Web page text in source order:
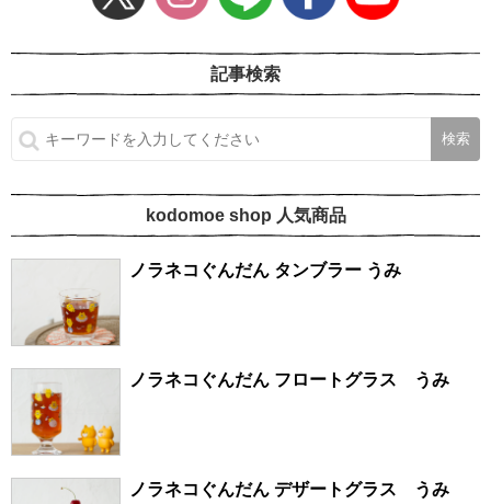
記事検索
kodomoe shop 人気商品
ノラネコぐんだん タンブラー うみ
ノラネコぐんだん フロートグラス うみ
ノラネコぐんだん デザートグラス うみ